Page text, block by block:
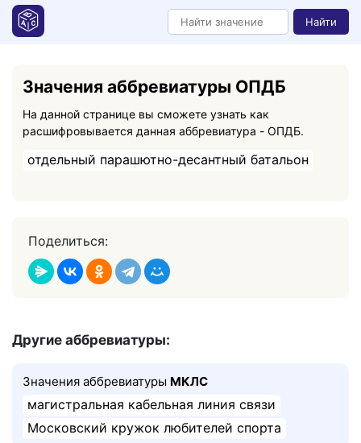
Найти
Значения аббревиатуры ОПДБ
На данной странице вы сможете узнать как
расшифровывается данная аббревиатура - ОПДБ.
отдельный парашютно-десантный батальон
Поделиться:
Другие аббревиатуры:
Значения аббревиатуры МКЛС
магистральная кабельная линия связи
Московский кружок любителей спорта